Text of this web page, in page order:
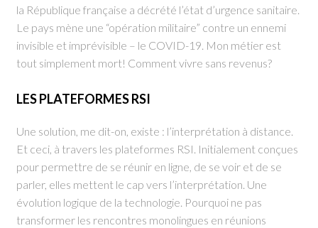
la République française a décrété l’état d’urgence sanitaire.
Le pays mène une “opération militaire” contre un ennemi
invisible et imprévisible – le COVID-19. Mon métier est
tout simplement mort! Comment vivre sans revenus?
LES PLATEFORMES RSI
Une solution, me dit-on, existe : l’interprétation à distance.
Et ceci, à travers les plateformes RSI. Initialement conçues
pour permettre de se réunir en ligne, de se voir et de se
parler, elles mettent le cap vers l’interprétation. Une
évolution logique de la technologie. Pourquoi ne pas
transformer les rencontres monolingues en réunions